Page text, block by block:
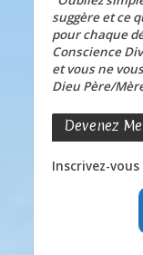
suggère et ce
pour chaque
Conscience
et vous ne
Dieu Père/
Devenez
Inscrivez-vous